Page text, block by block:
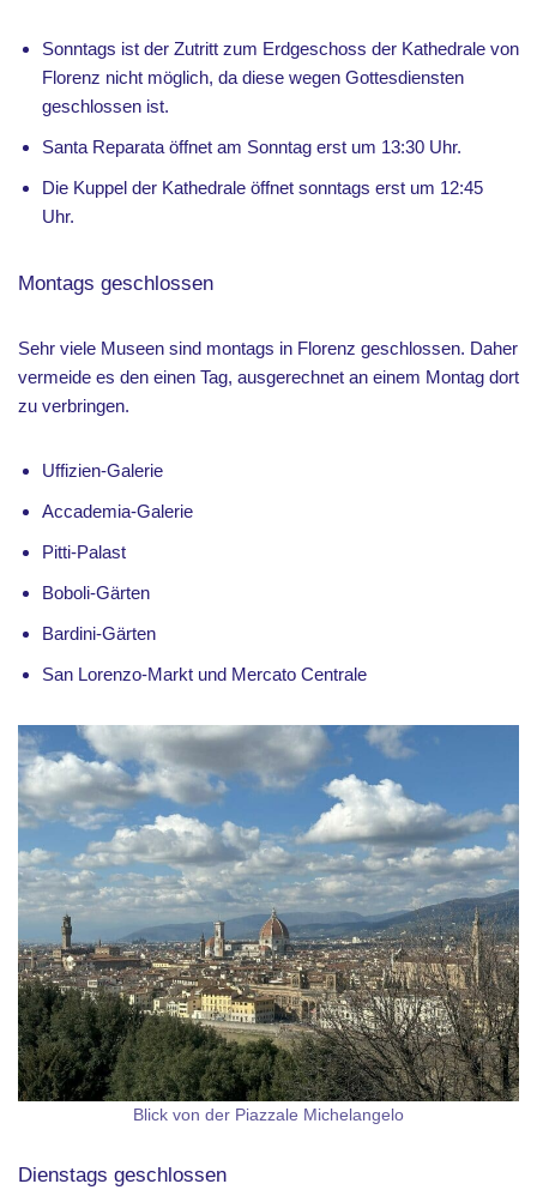
Sonntags ist der Zutritt zum Erdgeschoss der Kathedrale von
Florenz nicht möglich, da diese wegen Gottesdiensten
geschlossen ist.
Santa Reparata öffnet am Sonntag erst um 13:30 Uhr.
Die Kuppel der Kathedrale öffnet sonntags erst um 12:45
Uhr.
Montags geschlossen
Sehr viele Museen sind montags in Florenz geschlossen. Daher
vermeide es den einen Tag, ausgerechnet an einem Montag dort
zu verbringen.
Uffizien-Galerie
Accademia-Galerie
Pitti-Palast
Boboli-Gärten
Bardini-Gärten
San Lorenzo-Markt und Mercato Centrale
Blick von der Piazzale Michelangelo
Dienstags geschlossen